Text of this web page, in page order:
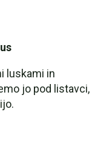
luskami in
jo pod listavci,